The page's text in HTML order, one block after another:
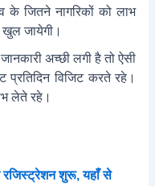
के जितने नागरिकों को लाभ
खुल जायेगी।
अच्छी लगी है तो ऐसी
प्रतिदिन विजिट करते रहे।
लेते रहे।
रजिस्ट्रेशन शुरू, यहाँ से